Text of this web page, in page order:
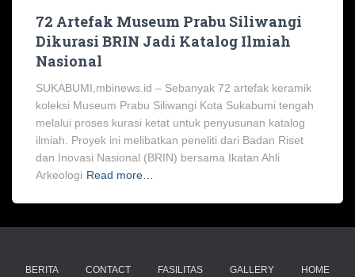
72 Artefak Museum Prabu Siliwangi
Dikurasi BRIN Jadi Katalog Ilmiah
Nasional
SUKABUMI,mbinews.id – Sebanyak 72 artefak keramik
koleksi Museum Prabu Siliwangi Kota Sukabumi tengah
melalui proses kurasi ketat untuk penyusunan katalog
ilmiah. Proyek ini melibatkan peneliti dari Badan Riset
dan Inovasi Nasional (BRIN) bersama Ikatan Ahli
Arkeologi Read more…
BERITA CONTACT FASILITAS GALLERY HOME